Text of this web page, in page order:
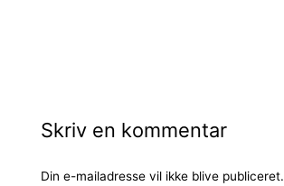
Skriv en kommentar
Din e-mailadresse vil ikke blive publiceret.